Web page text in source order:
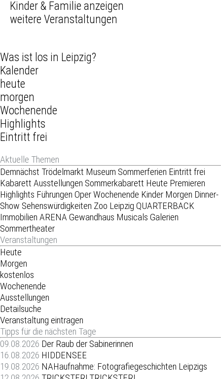
weitere Veranstaltungen
Was ist los in Leipzig?
Kalender
heute
morgen
Wochenende
Highlights
Eintritt frei
Aktuelle Themen
Demnächst Trödelmarkt Museum Sommerferien Eintritt frei
Kabarett Ausstellungen Sommerkabarett Heute Premieren
Highlights Führungen OperWochenende Kinder Morgen Dinner-
Show Sehenswürdigkeiten Zoo Leipzig QUARTERBACK
Immobilien ARENA Gewandhaus Musicals Galerien
Sommertheater
Veranstaltungen
Heute
Morgen
kostenlos
Wochenende
Ausstellungen
Detailsuche
Veranstaltung eintragen
Tipps für die nächsten Tage
09.08.2026 Der Raub der Sabinerinnen
16.08.2026 HIDDENSEE
19.08.2026 NAHaufnahme: Fotografiegeschichten Leipzigs